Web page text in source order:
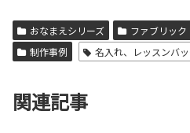
おなまえシリーズ ファブリック
制作事例
名入れ、レッスンバ
関連記事